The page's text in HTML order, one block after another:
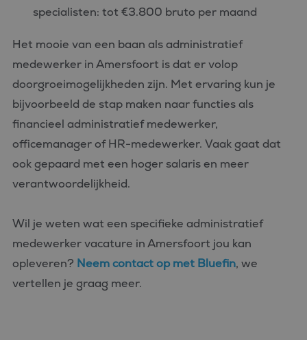
specialisten: tot €3.800 bruto per maand
Het mooie van een baan als administratief
medewerker in Amersfoort is dat er volop
doorgroeimogelijkheden zijn. Met ervaring kun je
bijvoorbeeld de stap maken naar functies als
financieel administratief medewerker,
officemanager of HR-medewerker. Vaak gaat dat
ook gepaard met een hoger salaris en meer
verantwoordelijkheid.
Wil je weten wat een specifieke administratief
medewerker vacature in Amersfoort jou kan
opleveren? Neem contact op met Bluefin, we
vertellen je graag meer.